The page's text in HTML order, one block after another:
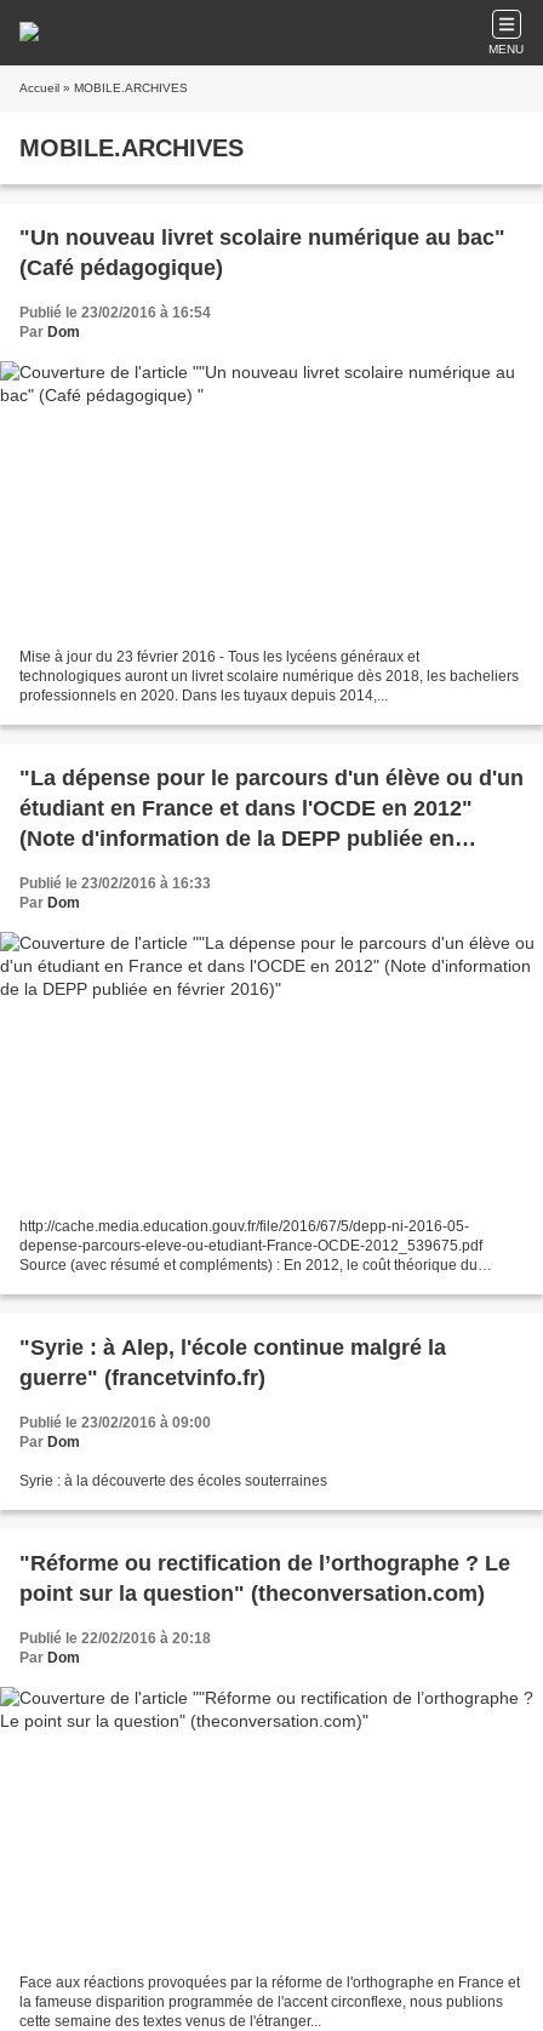
MENU
Accueil » MOBILE.ARCHIVES
MOBILE.ARCHIVES
"Un nouveau livret scolaire numérique au bac"
(Café pédagogique)
Publié le 23/02/2016 à 16:54
Par Dom
Mise à jour du 23 février 2016 - Tous les lycéens généraux et
technologiques auront un livret scolaire numérique dès 2018, les bacheliers
professionnels en 2020. Dans les tuyaux depuis 2014,...
"La dépense pour le parcours d'un élève ou d'un
étudiant en France et dans l'OCDE en 2012"
(Note d'information de la DEPP publiée en
Publié le 23/02/2016 à 16:33
Par Dom
http://cache.media.education.gouv.fr/file/2016/67/5/depp-ni-2016-05-
depense-parcours-eleve-ou-etudiant-France-OCDE-2012_539675.pdf
Source (avec résumé et compléments) : En 2012, le coût théorique du
"Syrie : à Alep, l'école continue malgré la
guerre" (francetvinfo.fr)
Publié le 23/02/2016 à 09:00
Par Dom
Syrie : à la découverte des écoles souterraines
"Réforme ou rectification de l’orthographe ? Le
point sur la question" (theconversation.com)
Publié le 22/02/2016 à 20:18
Par Dom
Face aux réactions provoquées par la réforme de l'orthographe en France et
la fameuse disparition programmée de l'accent circonflexe, nous publions
cette semaine des textes venus de l'étranger...